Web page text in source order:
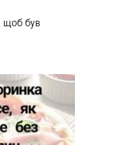
щоб був